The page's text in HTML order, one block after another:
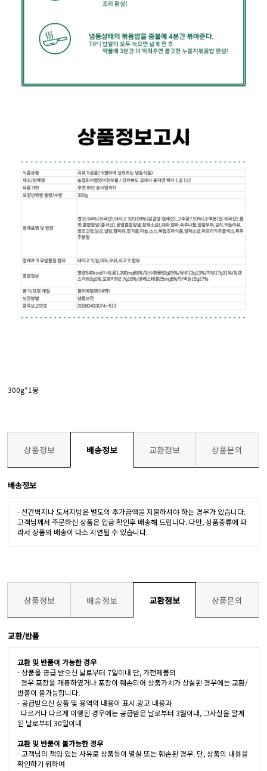
300g*1봉
상품정보 배송정보 교환정보 상품문의
배송정보
- 산간벽지나 도서지방은 별도의 추가금액을 지불하셔야 하는 경우가 있습니다.
고객님께서 주문하신 상품은 입금 확인후 배송해 드립니다. 다만, 상품종류에 따
라서 상품의 배송이 다소 지연될 수 있습니다.
상품정보 배송정보 교환정보 상품문의
교환/반품
교환 및 반품이 가능한 경우
- 상품을 공급 받으신 날로부터 7일이내 단, 가전제품의
경우 포장을 개봉하였거나 포장이 훼손되어 상품가치가 상실된 경우에는 교환/
반품이 불가능합니다.
- 공급받으신 상품 및 용역의 내용이 표시.광고 내용과
다르거나 다르게 이행된 경우에는 공급받은 날로부터 3월이내, 그사실을 알게
된 날로부터 30일이내
교환 및 반품이 불가능한 경우
- 고객님의 책임 있는 사유로 상품등이 멸실 또는 훼손된 경우. 단, 상품의 내용을
확인하기 위하여